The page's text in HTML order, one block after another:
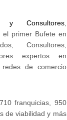
y Consultores,
el primer Bufete en
Consultores,
expertos en
de comercio
franquicias, 950
de viabilidad y más